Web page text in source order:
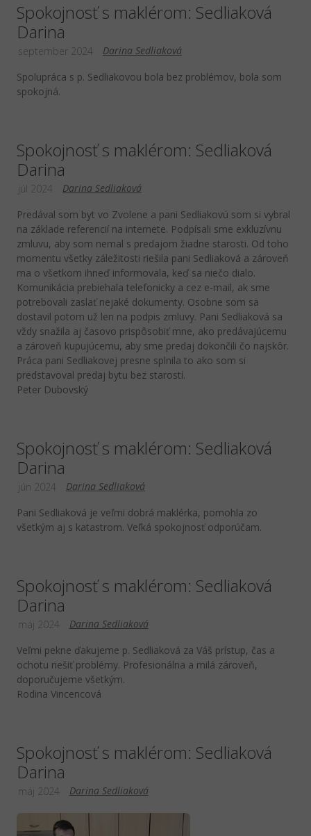
Spokojnosť s maklérom: Sedliaková
Darina
Darina Sedliaková
september 2024
Spolupráca s p. Sedliakovou bola bez problémov, bola som
spokojná.
Spokojnosť s maklérom: Sedliaková
Darina
Darina Sedliaková
júl 2024
Predával som byt vo Zvolene a pani Sedliakovú som si vybral
na základe referencií na internete. Podpísali sme exkluzívnu
zmluvu, aby som nemal s predajom žiadne starosti. Od toho
momentu všetky záležitosti riešila pani Sedliaková a zároveň
ma o všetkom ihneď informovala, keď sa niečo dialo.
Komunikácia prebiehala telefonicky a cez e-mail, ak sme
potrebovali zaslať nejaké dokumenty. Osobne som sa
dostavil potom už len na podpis zmluvy. Pani Sedliaková sa
vždy snažila aj časovo prispôsobiť mne, ako predávajúcemu
a zároveň kupujúcemu, aby sme predaj dokončili čo najskôr.
Práca pani Sedliakovej presne splnila to ako som si
predstavoval predaj bytu bez starostí.
Peter Dubovský
Spokojnosť s maklérom: Sedliaková
Darina
Darina Sedliaková
jún 2024
Pani Sedliaková je veľmi dobrá maklérka, pomohla zo
všetkým aj s katastrom. Veľká spokojnosť odporúčam.
Spokojnosť s maklérom: Sedliaková
Darina
Darina Sedliaková
máj 2024
Veľmi pekne ďakujeme p. Sedliaková za Váš prístup, čas a
ochotu riešiť problémy. Profesionálna a milá zároveň,
doporučujeme všetkým.
Rodina Vincencová
Spokojnosť s maklérom: Sedliaková
Darina
Darina Sedliaková
máj 2024